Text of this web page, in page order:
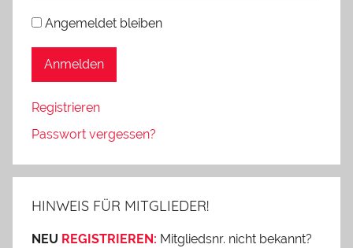
Angemeldet bleiben
Anmelden
Registrieren
Passwort vergessen?
HINWEIS FÜR MITGLIEDER!
NEU REGISTRIEREN: Mitgliedsnr. nicht bekannt?